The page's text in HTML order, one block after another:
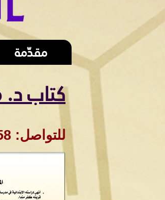
مقدّمة
كتاب
للتواصل: 0505650458 بريد الكتروني: